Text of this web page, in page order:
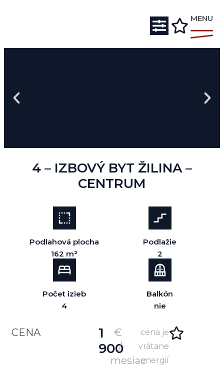
MENU
4 – IZBOVÝ BYT ŽILINA –
CENTRUM
Podlahová plocha
162 m²
Podlažie
2
Počet izieb
4
Balkón
nie
CENA
1
900
€
/
mesiac
cena je
vrátane
energií